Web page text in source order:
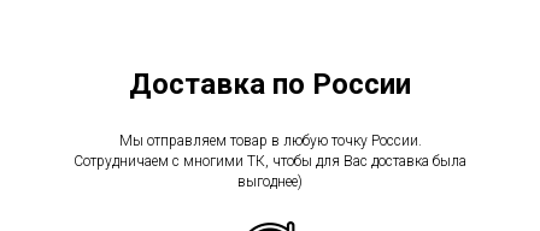
Доставка по России
Мы отправляем товар в любую точку России.
Сотрудничаем с многими ТК, чтобы для Вас доставка была
выгоднее)